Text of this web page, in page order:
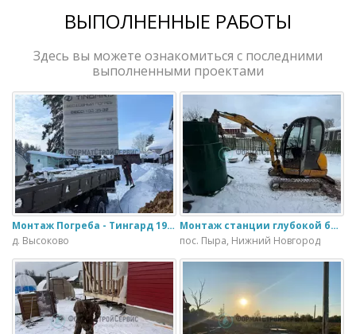
ВЫПОЛНЕННЫЕ РАБОТЫ
Здесь вы можете ознакомиться с последними
выполненными проектами
Монтаж Погреба - Тингард 1900
д. Высоково
Монтаж станции глубокой биологической очистки ИталБио - 5 с колодцем дренажным для слива воды
пос. Пыра, Нижний Новгород